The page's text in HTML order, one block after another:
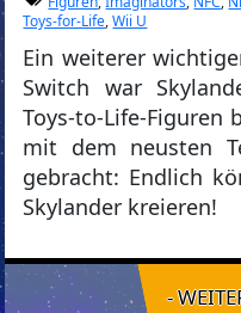
Toys-for-Life,Wii U
Ein weiterer
Switch war
Toys-to-Life-Figuren
mit dem neusten
gebracht: Endlich
Skylander kreieren!
-